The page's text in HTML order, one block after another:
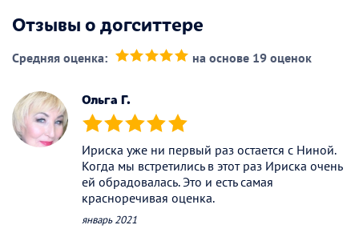
Отзывы о догситтере
Средняя оценка: на основе 19 оценок
Ольга Г.
(*) (*) (*) (*) (*)
Ириска уже ни первый раз остается с Ниной.
Когда мы встретились в этот раз Ириска очень
ей обрадовалась. Это и есть самая
красноречивая оценка.
январь 2021